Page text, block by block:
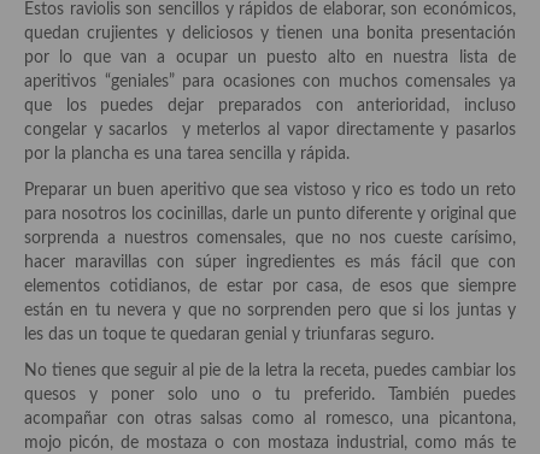
Especias, hierbas, condimentos, espesantes y aditivos
Historia de la gastronomía, platos celebres, cocineros, críticos,
historias culinarias y otras cosas
Origen y evolución de la comida
Protocolo y buenas maneras.
Ocio – restaurantes, bares, tabernas
Viajes eno-gastro-turísticos
En El Candelero
Las opiniones de la «Cocinera»
Prensa
Estos raviolis son sencillos y rápidos de elaborar, son económicos,
quedan crujientes y deliciosos y tienen una bonita presentación
por lo que van a ocupar un puesto alto en nuestra lista de
aperitivos “geniales” para ocasiones con muchos comensales ya
que los puedes dejar preparados con anterioridad, incluso
congelar y sacarlos y meterlos al vapor directamente y pasarlos
por la plancha es una tarea sencilla y rápida.
Preparar un buen aperitivo que sea vistoso y rico es todo un reto
para nosotros los cocinillas, darle un punto diferente y original que
sorprenda a nuestros comensales, que no nos cueste carísimo,
hacer maravillas con súper ingredientes es más fácil que con
elementos cotidianos, de estar por casa, de esos que siempre
están en tu nevera y que no sorprenden pero que si los juntas y
les das un toque te quedaran genial y triunfaras seguro.
No tienes que seguir al pie de la letra la receta, puedes cambiar los
quesos y poner solo uno o tu preferido. También puedes
acompañar con otras salsas como al romesco, una picantona,
mojo picón, de mostaza o con mostaza industrial, como más te